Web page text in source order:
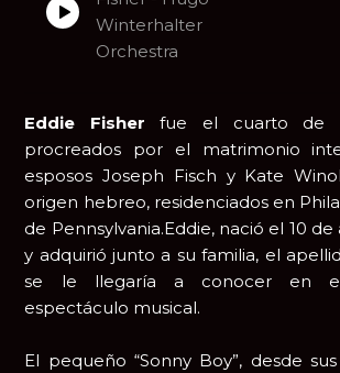
Winterhalter
Orchestra
Eddie Fisherfue el cuarto de
procreados por el matrimonio
esposos Joseph Fisch y Kate
origen hebreo, residenciados en
de Pennsylvania.Eddie, nació el 10 de
y adquirió junto a su familia, el
se le llegaría a conocer en
espectáculo musical.
El pequeño “Sonny Boy”, desde